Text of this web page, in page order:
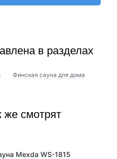
в разделах
Финская сауна для дома
же смотрят
Mexda WS-1815